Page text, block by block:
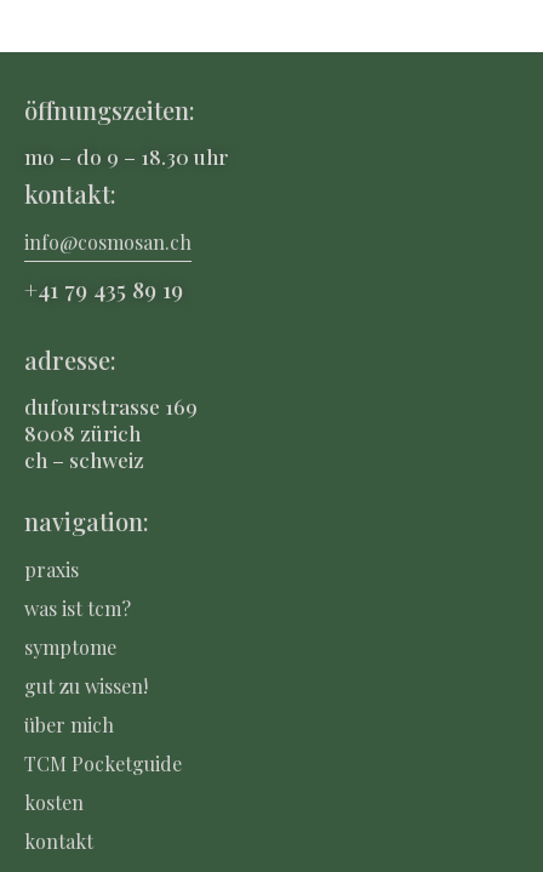
öffnungszeiten:
mo – do 9 – 18.30 uhr
kontakt:
info@cosmosan.ch
+41 79 435 89 19
adresse:
dufourstrasse 169
8008 zürich
ch – schweiz
navigation:
praxis
was ist tcm?
symptome
gut zu wissen!
über mich
TCM Pocketguide
kosten
kontakt